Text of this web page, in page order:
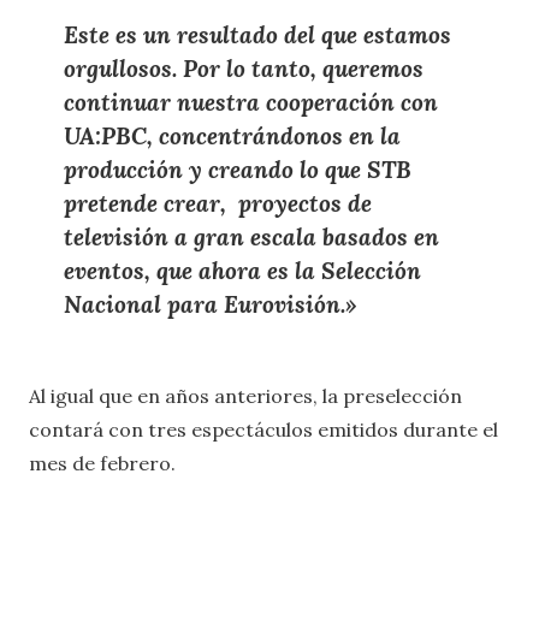
Este es un resultado del que estamos
orgullosos. Por lo tanto, queremos
continuar nuestra cooperación con
UA:PBC, concentrándonos en la
producción y creando lo que STB
pretende crear, proyectos de
televisión a gran escala basados ​​en
eventos, que ahora es la Selección
Nacional para Eurovisión.»
Al igual que en años anteriores, la preselección
contará con tres espectáculos emitidos durante el
mes de febrero.